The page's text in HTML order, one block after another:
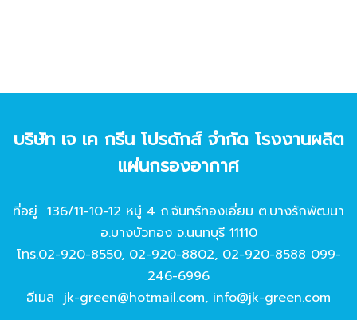
บริษัท เจ เค กรีน โปรดักส์ จํากัด โรงงานผลิต
แผ่นกรองอากาศ
ที่อยู่ 136/11-10-12 หมู่ 4 ถ.จันทร์ทองเอี่ยม ต.บางรักพัฒนา
อ.บางบัวทอง จ.นนทบุรี 11110
โทร.02-920-8550, 02-920-8802, 02-920-8588 099-
246-6996
อีเมล jk-green@hotmail.com, info@jk-green.com